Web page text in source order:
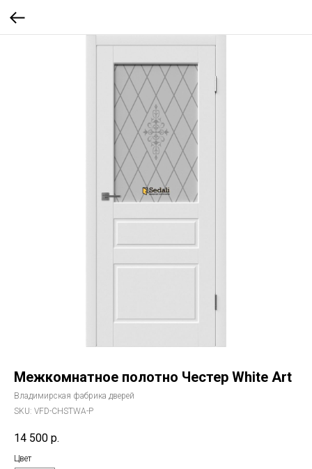
Межкомнатное полотно Честер White Art
Владимирская фабрика дверей
SKU: VFD-CHSTWA-P
14 500 р.
Цвет